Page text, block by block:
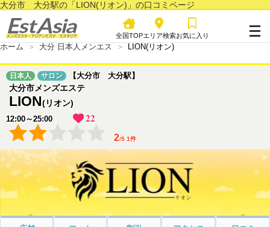
大分市 大分駅の「LION(リオン)」の口コミページ
全国TOPエリア検索お気に入り
ホーム 大分 日本人メンエス LION(リオン)
日本人 サロン 【大分市 大分駅】
大分市メンズエステ
LION(リオン)
12:00～25:00 22
2/5 1件